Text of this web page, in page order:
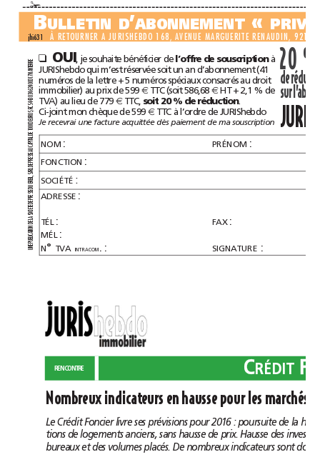
NOM : PRÉNOM :
FONCTION :
SOCIÉTÉ :
ADRESSE :
TÉL : FAX :
MÉL :
N° TVA INTRACOM .: SIGNATURE :
20%
de
sur
B ULLETIND’ ABONNEMENT «
OUI, je souhaite bénéficier de l’offre de souscriptionà
JURIShebdo qui m’est réservée soit un an d’abonnement (41
numéros de la lettre+5 numéros spéciaux consacrés au
droit
immobilier)
au prix de 599 € TTC (soit 586,68 € HT+ 2,1% de
TVA) au lieu de 779 € TTC, soit 20% de réduction.
Ci-joint mon chèque de 599 € TTCà l’ordre de JURIShebdo
Je recevrai une facture acquittée dès paiement de ma souscription
À RETOURNER A JURISHEBDO 168, AVENUE MARGUERITE RENAUDIN,
jhi631
U
N
E
P
U
B
LI
C
ATI
O
N
D
E
L
A
SO
CI
E
TE
D
E
P
RE
S
SE
D
U
B
REI
S
A
RL
D
E
P
RE
S
SE
AU
C
API
T
AL
D
E
0
0
0
E
U
RO
RC
S
4
43
0
3
4
6
2
4
0
0
1
7
N
AN
R
✁
C RÉDIT F
Nombreux indicateurs en hausse pour les marchés
Le Crédit Foncier livre ses prévisions pour 2016 : poursuite de la
tions de logements anciens, sans hausse de prix. Hausse des
bureaux et des volumes placés. De nombreux indicateurs sont
RENCONTRE